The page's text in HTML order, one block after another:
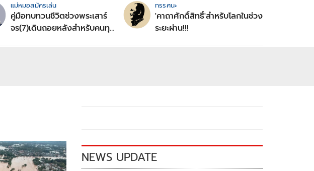
แม่หมอสมัครเล่น
คู่มือทบทวนชีวิตช่วงพระเสาร์
จร(7)เดินถอยหลังสำหรับคนทุก
ทรรศนะ
'คาถาศักดิ์สิทธิ์'สำหรับโลกในช่วง
ระยะผ่าน!!!
NEWS UPDATE